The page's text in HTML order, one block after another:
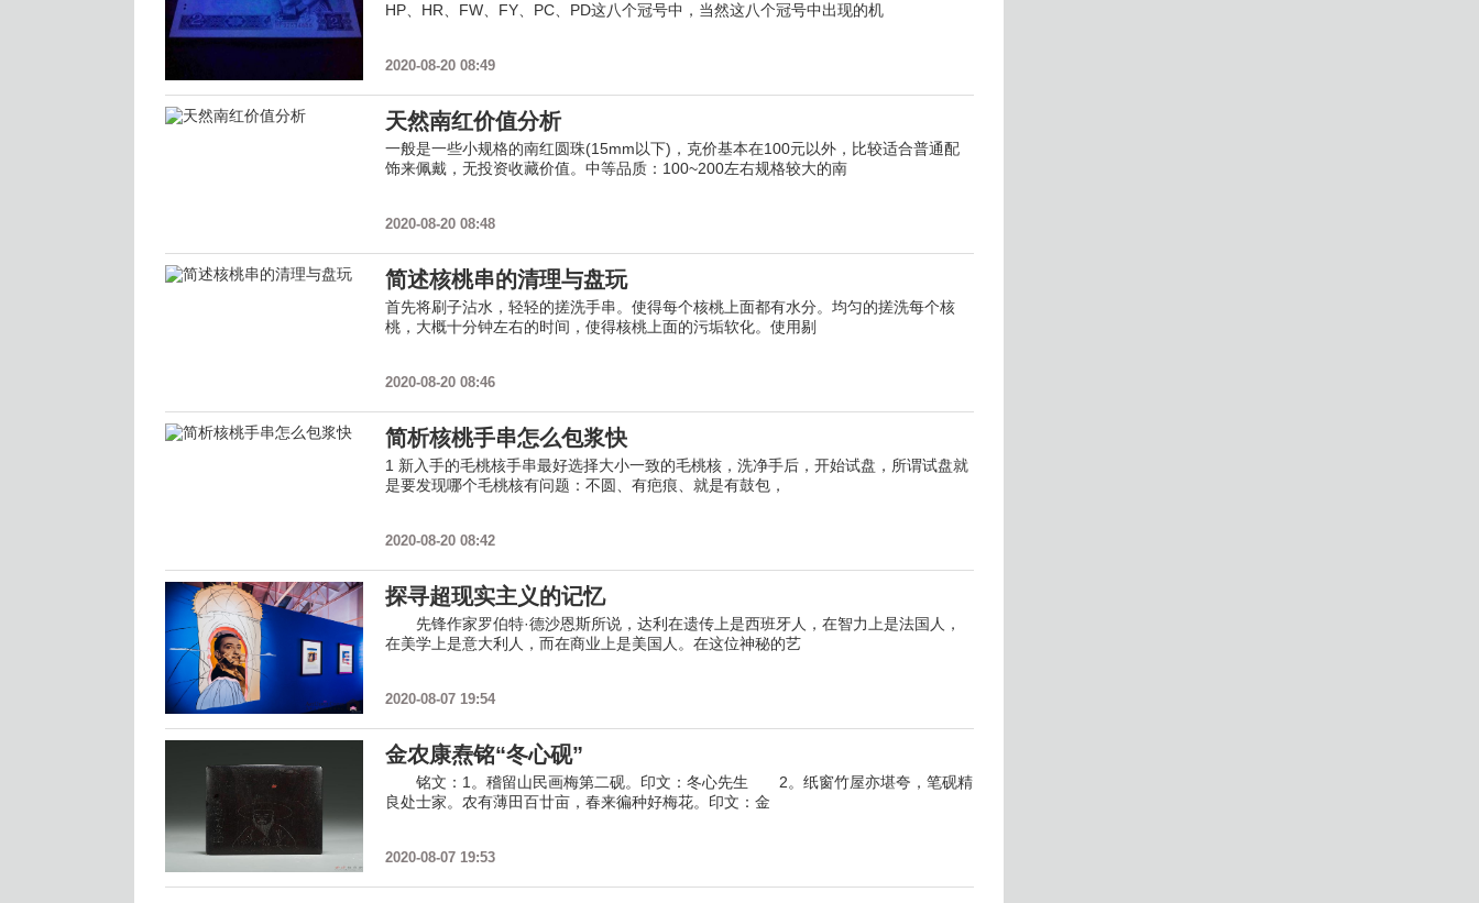
HP、HR、FW、FY、PC、PD这八个冠号中，当然这八个冠号中出现的机
2020-08-20 08:49
天然南红价值分析
一般是一些小规格的南红圆珠(15mm以下)，克价基本在100元以外，比较适合普通配
饰来佩戴，无投资收藏价值。中等品质：100~200左右规格较大的南
2020-08-20 08:48
简述核桃串的清理与盘玩
首先将刷子沾水，轻轻的搓洗手串。使得每个核桃上面都有水分。均匀的搓洗每个核
桃，大概十分钟左右的时间，使得核桃上面的污垢软化。使用剔
2020-08-20 08:46
简析核桃手串怎么包浆快
1 新入手的毛桃核手串最好选择大小一致的毛桃核，洗净手后，开始试盘，所谓试盘就
是要发现哪个毛桃核有问题：不圆、有疤痕、就是有鼓包，
2020-08-20 08:42
探寻超现实主义的记忆
先锋作家罗伯特·德沙恩斯所说，达利在遗传上是西班牙人，在智力上是法国人，
在美学上是意大利人，而在商业上是美国人。在这位神秘的艺
2020-08-07 19:54
金农康焘铭“冬心砚”
铭文：1。稽留山民画梅第二砚。印文：冬心先生 2。纸窗竹屋亦堪夸，笔砚精
良处士家。农有薄田百廿亩，春来徧种好梅花。印文：金
2020-08-07 19:53